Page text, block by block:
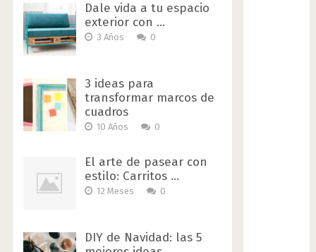
Dale vida a tu espacio
exterior con …
3 Años 0
3 ideas para
transformar marcos de
cuadros
10 Años 0
El arte de pasear con
estilo: Carritos …
12 Meses 0
DIY de Navidad: las 5